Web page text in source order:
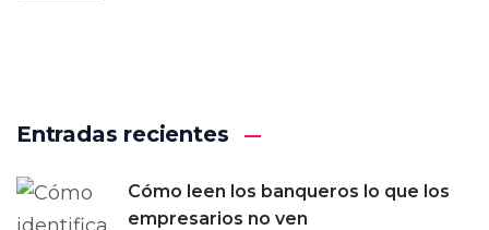
Entradas recientes
Cómo leen los banqueros lo que los
empresarios no ven